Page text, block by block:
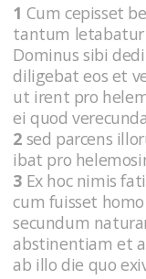
1 Cum cepisset
tantum letabatur
Dominus sibi
diligebat eos et
ut irent pro
ei quod
2 sed parcens
ibat pro
3 Ex hoc nimis
cum fuisset
secundum
abstinentiam et
ab illo die quo